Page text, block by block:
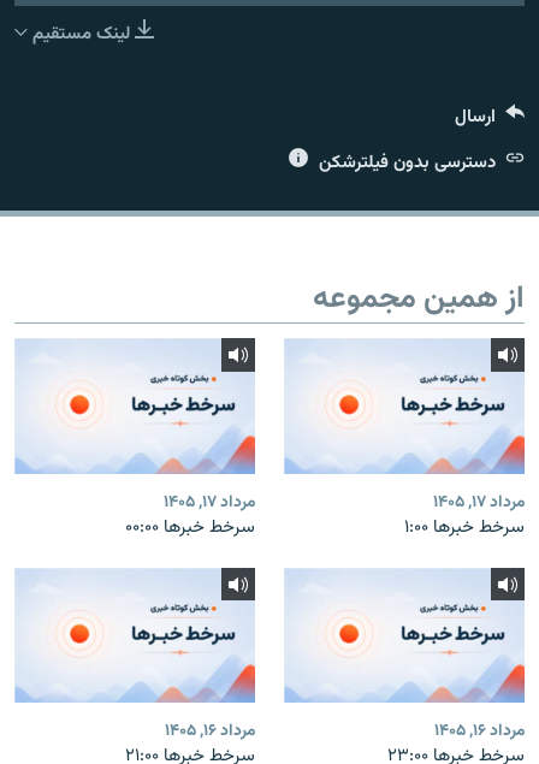
لینک مستقیم
ارسال
دسترسی بدون فیلترشکن
از همین مجموعه
مرداد ۱۷, ۱۴۰۵
سرخط خبرها ۱:۰۰
مرداد ۱۷, ۱۴۰۵
سرخط خبرها ۰۰:۰۰
مرداد ۱۶, ۱۴۰۵
سرخط خبرها ۲۳:۰۰
مرداد ۱۶, ۱۴۰۵
سرخط خبرها ۲۱:۰۰